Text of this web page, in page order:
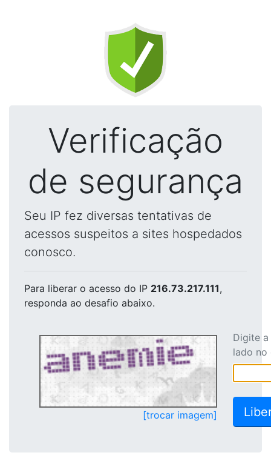
Verificação
de segurança
Seu IP fez diversas tentativas de
acessos suspeitos a sites hospedados
conosco.
Para liberar o acesso do IP 216.73.217.111,
responda ao desafio abaixo.
[trocar imagem]
Digite
lado no